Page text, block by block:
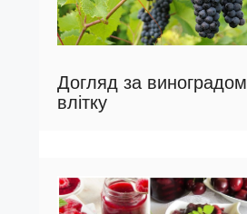
Догляд за виноградом
влітку